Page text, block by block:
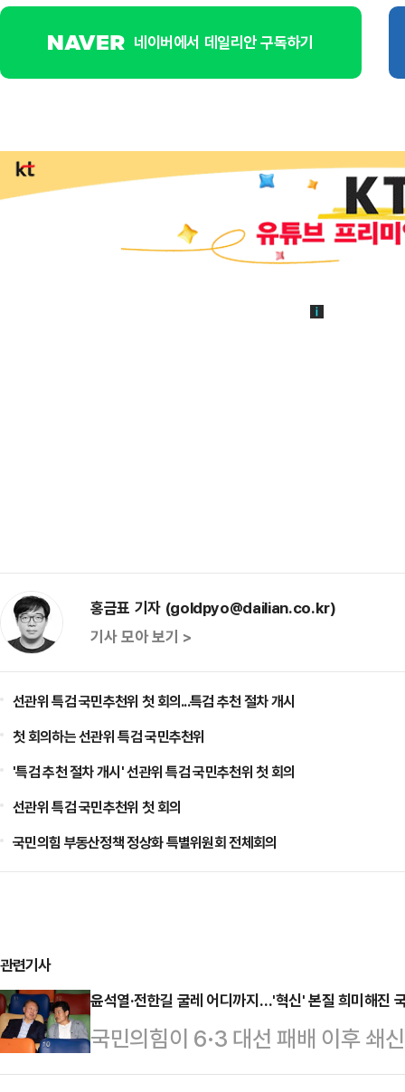
네이버에서 데일리안 구독하기
홍금표 기자 (goldpyo@dailian.co.kr)
기사 모아 보기 >
선관위 특검 국민추천위 첫 회의...특검 추천 절차 개시
첫 회의하는 선관위 특검 국민추천위
'특검 추천 절차 개시' 선관위 특검 국민추천위 첫 회의
선관위 특검 국민추천위 첫 회의
국민의힘 부동산정책 정상화 특별위원회 전체회의
관련기사
윤석열·전한길 굴레 어디까지…'혁신' 본질 희미해진
국민의힘이 6·3 대선 패배 이후 쇄
월 22일 전당대회를 앞두고 윤석열